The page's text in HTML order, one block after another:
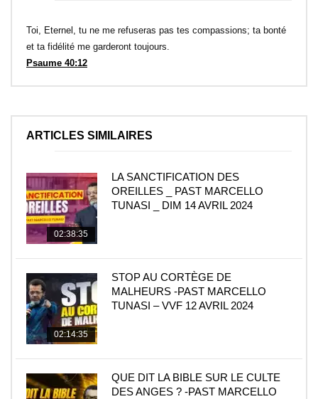
Toi, Eternel, tu ne me refuseras pas tes compassions; ta bonté
et ta fidélité me garderont toujours.
Psaume 40:12
ARTICLES SIMILAIRES
02:38:35
LA SANCTIFICATION DES
OREILLES _ PAST MARCELLO
TUNASI _ DIM 14 AVRIL 2024
02:14:35
STOP AU CORTÈGE DE
MALHEURS -PAST MARCELLO
TUNASI – VVF 12 AVRIL 2024
QUE DIT LA BIBLE SUR LE CULTE
DES ANGES ? -PAST MARCELLO